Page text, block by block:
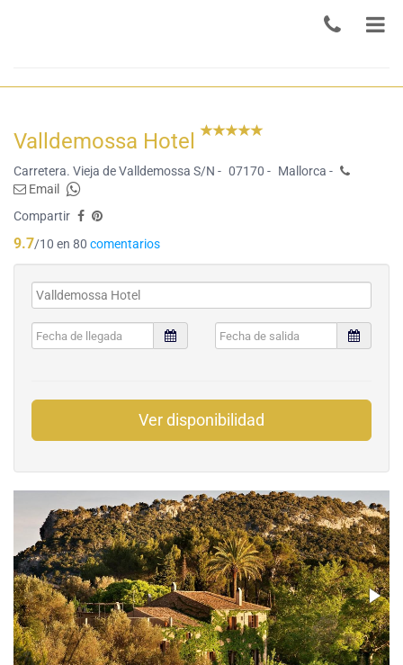
Valldemossa Hotel
Carretera. Vieja de Valldemossa S/N - 07170 - Mallorca -
Email
Compartir
9.7/10 en 80 comentarios
Ver disponibilidad